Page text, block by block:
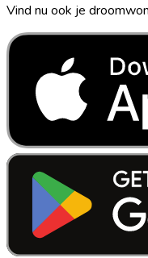
Vind nu ook je